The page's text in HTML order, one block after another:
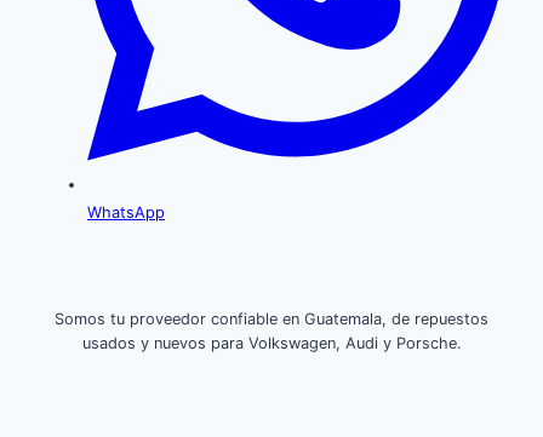
WhatsApp
Somos tu proveedor confiable en Guatemala, de repuestos
usados y nuevos para Volkswagen, Audi y Porsche.